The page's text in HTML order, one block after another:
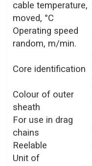
cable temperature,
moved, °C
Operating speed
random, m/min.
Core identification
Colour of outer
sheath
For use in drag
chains
Reelable
Unit of